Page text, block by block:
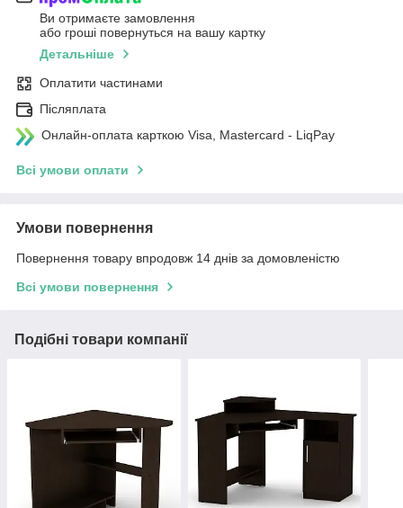
Ви отримаєте замовлення
або гроші повернуться на вашу картку
Детальніше
Оплатити частинами
Післяплата
Онлайн-оплата карткою Visa, Mastercard - LiqPay
Всі умови оплати
Умови повернення
Повернення товару впродовж 14 днів за домовленістю
Всі умови повернення
Подібні товари компанії